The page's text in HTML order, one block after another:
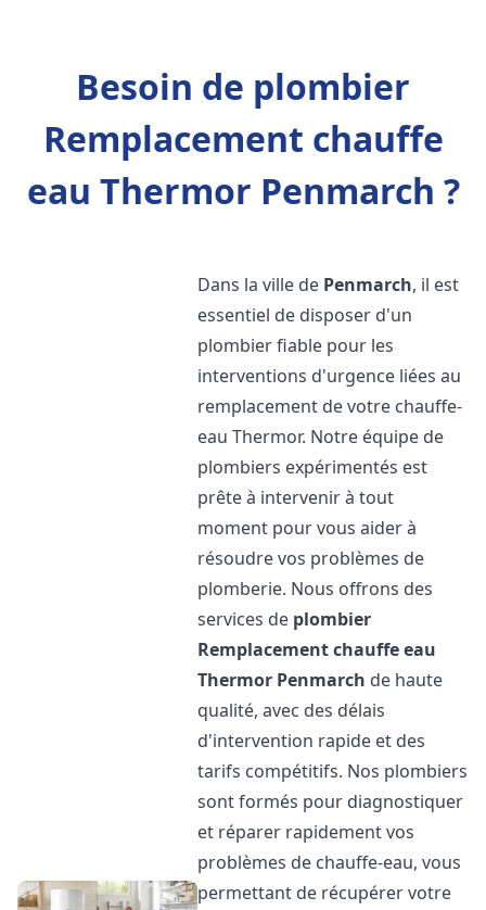
Besoin de plombier
Remplacement chauffe
eau Thermor Penmarch ?
Dans la ville de Penmarch, il est
essentiel de disposer d'un
plombier fiable pour les
interventions d'urgence liées au
remplacement de votre chauffe-
eau Thermor. Notre équipe de
plombiers expérimentés est
prête à intervenir à tout
moment pour vous aider à
résoudre vos problèmes de
plomberie. Nous offrons des
services de plombier
Remplacement chauffe eau
Thermor Penmarch de haute
qualité, avec des délais
d'intervention rapide et des
tarifs compétitifs. Nos plombiers
sont formés pour diagnostiquer
et réparer rapidement vos
problèmes de chauffe-eau, vous
permettant de récupérer votre